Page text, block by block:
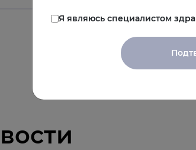
Я являюсь специалистом